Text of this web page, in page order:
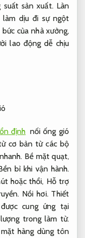
suất sản xuất.Làn
dịu đi sự ngột
bức của nhà xưởng,
lao động dễ chịu
định nối ống gió
cơ bản từ các bộ
Bề mặt quạt,
bỉ khi vận hành.
hoặc thổi, Hỗ trợ
Nồi hơi. Thiết
cung ứng tại
trong làm từ.
mặt hàng dùng tôn